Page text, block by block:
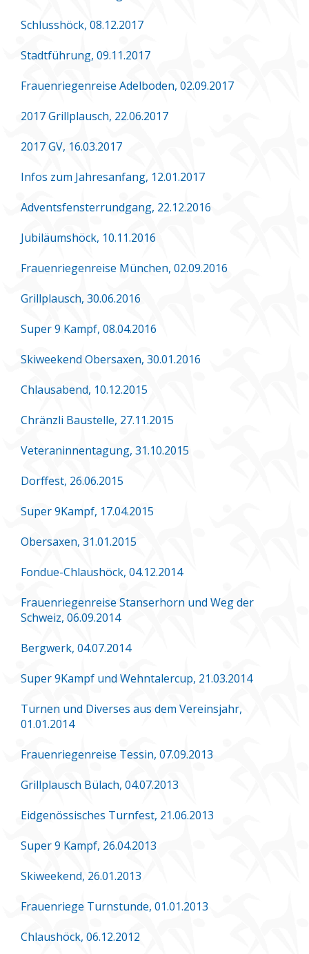
Schlusshöck, 08.12.2017
Stadtführung, 09.11.2017
Frauenriegenreise Adelboden, 02.09.2017
2017 Grillplausch, 22.06.2017
2017 GV, 16.03.2017
Infos zum Jahresanfang, 12.01.2017
Adventsfensterrundgang, 22.12.2016
Jubiläumshöck, 10.11.2016
Frauenriegenreise München, 02.09.2016
Grillplausch, 30.06.2016
Super 9 Kampf, 08.04.2016
Skiweekend Obersaxen, 30.01.2016
Chlausabend, 10.12.2015
Chränzli Baustelle, 27.11.2015
Veteraninnentagung, 31.10.2015
Dorffest, 26.06.2015
Super 9Kampf, 17.04.2015
Obersaxen, 31.01.2015
Fondue-Chlaushöck, 04.12.2014
Frauenriegenreise Stanserhorn und Weg der
Schweiz, 06.09.2014
Bergwerk, 04.07.2014
Super 9Kampf und Wehntalercup, 21.03.2014
Turnen und Diverses aus dem Vereinsjahr,
01.01.2014
Frauenriegenreise Tessin, 07.09.2013
Grillplausch Bülach, 04.07.2013
Eidgenössisches Turnfest, 21.06.2013
Super 9 Kampf, 26.04.2013
Skiweekend, 26.01.2013
Frauenriege Turnstunde, 01.01.2013
Chlaushöck, 06.12.2012